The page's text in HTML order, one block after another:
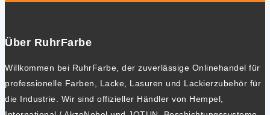
Über RuhrFarbe
Willkommen bei RuhrFarbe, der zuverlässige Onlinehandel für
professionelle Farben, Lacke, Lasuren und Lackierzubehör für
die Industrie. Wir sind offizieller Händler von Hempel,